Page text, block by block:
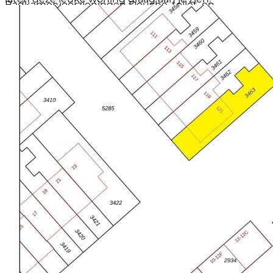
BEGANE GROND:
Via de entree kom je binnen in de hal met meterkast.
De woonkamer is ruim opgezet, heeft een
plafondhoogte van 2,62 meter en is afgewerkt met
vloerbedekking (daaronder parket) en behang.
De keuken is praktisch ingericht en voorzien van een
4-pits gaskookplaat, oven, koelkast, vriezer met drie
laden en een afzuigkap.
1e VERDIEPING:
Op deze verdieping vind je twee slaapkamers. De
traplift zoals aangegeven op de foto's zal voor de
oplevering van de woning zijn verwijderd. De kozijnen
zijn uitgevoerd in kunststof met HR en HR+ glas en
de vloeren en wanden zijn licht afgewerkt. De
slaapkamer aan de voorzijde gelegen op het
zuidwesten beschikt over een balkon.
De badkamer is compleet ingericht met een
Badkamervoorzieningen Douche, toilet, en
wastafelmeubel
Aantal woonlagen 3 woonlagen en een vliering
Mechanische ventilatie
Aan rustige weg, in centrum en in woonwijk
Balkon / dakterras
Balkon aanwezig
Tuin Achtertuin en voortuin
Afmetingen achtertuin
70 m² (11,03 meter diep en
6,38 meter breed)
ligging tuin Gelegen op het noordoosten bereikbaar
via achterom
Schuur / berging
Vrijstaande stenen berging
Voorzieningen (bergruimte)
Elektra
Soort parkeergelegenheid
Openbaar parkeren en
parkeervergunningen